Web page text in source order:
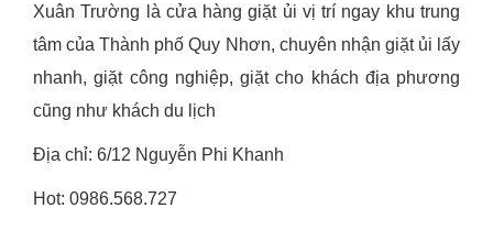
Xuân Trường là cửa hàng giặt ủi vị trí ngay khu trung
tâm của Thành phố Quy Nhơn, chuyên nhận giặt ủi lấy
nhanh, giặt công nghiệp, giặt cho khách địa phương
cũng như khách du lịch
Địa chỉ: 6/12 Nguyễn Phi Khanh
Hot: 0986.568.727